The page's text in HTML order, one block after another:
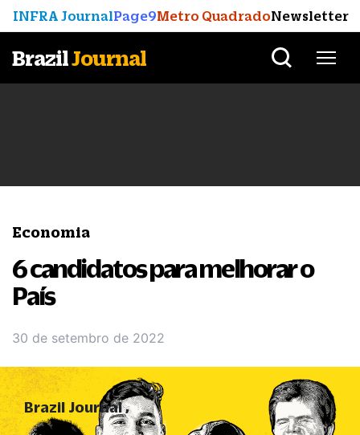
INFRA JournalPage9Metro QuadradoNewsletter
BrazilJournal
Economia
6 candidatos para melhorar o
País
30 de setembro de 2022
Brazil Journal